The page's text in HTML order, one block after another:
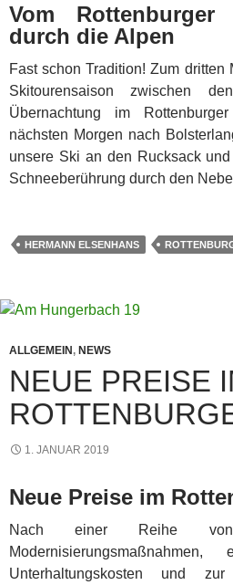
Vom
durch die Alpen
Fast schon Tradition! Zum dritten
Skitourensaison zwischen
Übernachtung im
nächsten Morgen nach
unsere Ski an den Rucksack
Schneeberührung durch den
HERMANN ELSENHANS
ALLGEMEIN, NEWS
NEUE PREISE
1. JANUAR 2019
Neue Preise im
Nach einer Reihe von
Unterhaltungskosten und